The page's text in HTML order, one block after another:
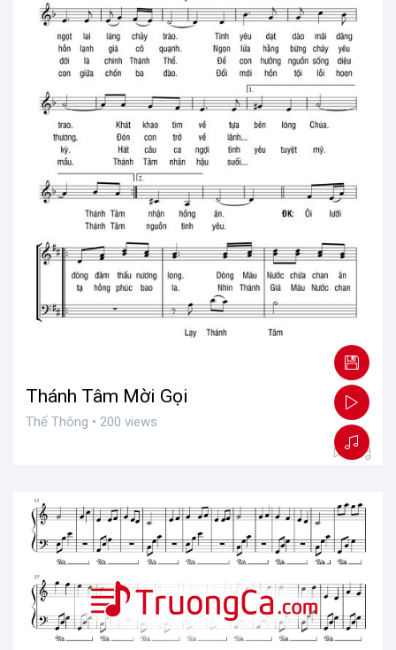
Thánh Tâm Mời Gọi
Thế Thông • 200 views